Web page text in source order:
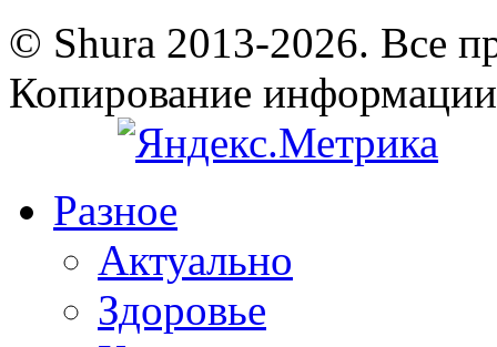
© Shura 2013-2026. Все
Копирование
Разное
Актуально
Здоровье